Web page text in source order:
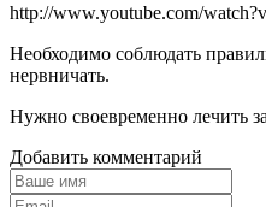
http://www.youtube.com/
Необходимо соблюдать
нервничать.
Нужно своевременно лечить
Добавить комментарий